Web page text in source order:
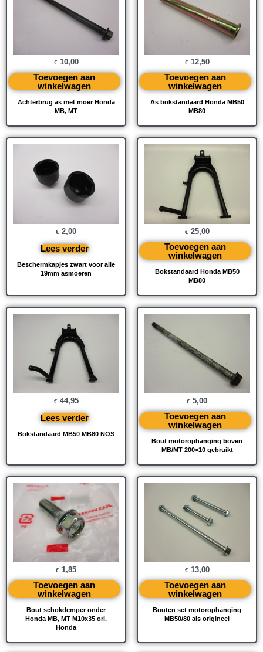
Achterbrug as met moer Honda
MB, MT
€ 10,00
Toevoegen aan
winkelwagen
As bokstandaard Honda MB50
MB80
€ 12,50
Toevoegen aan
winkelwagen
Beschermkapjes zwart voor alle
19mm asmoeren
€ 2,00
Lees verder
Bokstandaard Honda MB50
MB80
€ 25,00
Toevoegen aan
winkelwagen
Bokstandaard MB50 MB80 NOS
€ 44,95
Lees verder
Bout motorophanging boven
MB/MT 200×10 gebruikt
€ 5,00
Toevoegen aan
winkelwagen
Bout schokdemper onder
Honda MB, MT M10x35 ori.
Honda
€ 1,85
Toevoegen aan
winkelwagen
Bouten set motorophanging
MB50/80 als origineel
€ 13,00
Toevoegen aan
winkelwagen